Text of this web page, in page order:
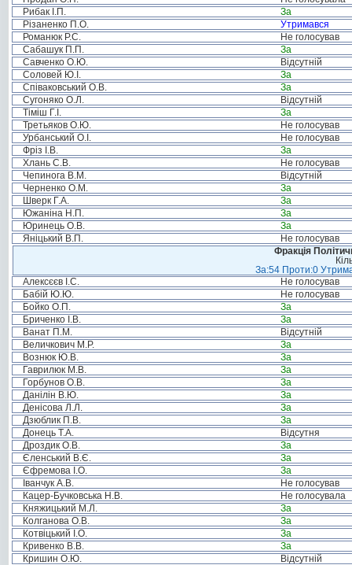
Рибак І.П.
За
Різаненко П.О.
Утримався
Романюк Р.С.
Не голосував
Сабашук П.П.
За
Савченко О.Ю.
Відсутній
Соловей Ю.І.
За
Співаковський О.В.
За
Сугоняко О.Л.
Відсутній
Тіміш Г.І.
За
Третьяков О.Ю.
Не голосував
Урбанський О.І.
Не голосував
Фріз І.В.
За
Хлань С.В.
Не голосував
Чепинога В.М.
Відсутній
Черненко О.М.
За
Шверк Г.А.
За
Южаніна Н.П.
За
Юринець О.В.
За
Яніцький В.П.
Не голосував
Фракція
За:54 Проти:0
Алексєєв І.С.
Не голосував
Бабій Ю.Ю.
Не голосував
Бойко О.П.
За
Бриченко І.В.
За
Ванат П.М.
Відсутній
Величкович М.Р.
За
Вознюк Ю.В.
За
Гаврилюк М.В.
За
Горбунов О.В.
За
Данілін В.Ю.
За
Денісова Л.Л.
За
Дзюблик П.В.
За
Донець Т.А.
Відсутня
Дроздик О.В.
За
Єленський В.Є.
За
Єфремова І.О.
За
Іванчук А.В.
Не голосував
Кацер-Бучковська Н.В.
Не голосувала
Княжицький М.Л.
За
Колганова О.В.
За
Котвіцький І.О.
За
Кривенко В.В.
За
Кришин О.Ю.
Відсутній